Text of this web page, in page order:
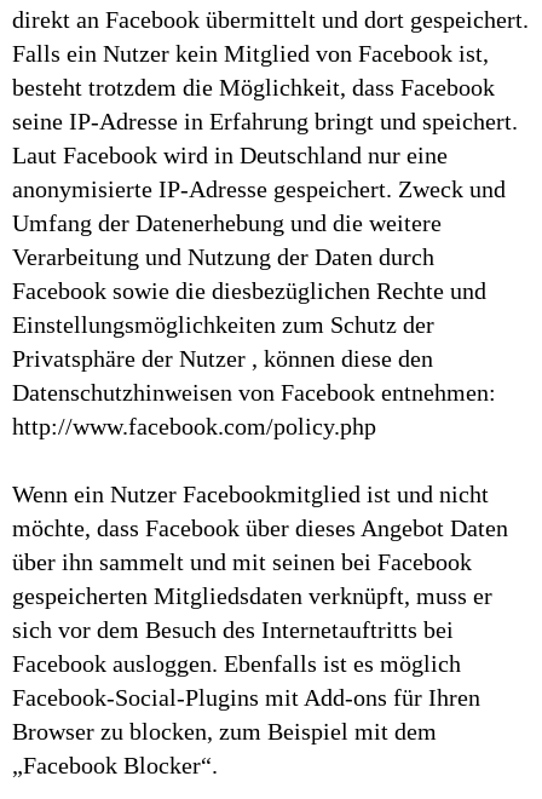
direkt an Facebook übermittelt und dort gespeichert.
Falls ein Nutzer kein Mitglied von Facebook ist,
besteht trotzdem die Möglichkeit, dass Facebook
seine IP-Adresse in Erfahrung bringt und speichert.
Laut Facebook wird in Deutschland nur eine
anonymisierte IP-Adresse gespeichert. Zweck und
Umfang der Datenerhebung und die weitere
Verarbeitung und Nutzung der Daten durch
Facebook sowie die diesbezüglichen Rechte und
Einstellungsmöglichkeiten zum Schutz der
Privatsphäre der Nutzer , können diese den
Datenschutzhinweisen von Facebook entnehmen:
http://www.facebook.com/policy.php
Wenn ein Nutzer Facebookmitglied ist und nicht
möchte, dass Facebook über dieses Angebot Daten
über ihn sammelt und mit seinen bei Facebook
gespeicherten Mitgliedsdaten verknüpft, muss er
sich vor dem Besuch des Internetauftritts bei
Facebook ausloggen. Ebenfalls ist es möglich
Facebook-Social-Plugins mit Add-ons für Ihren
Browser zu blocken, zum Beispiel mit dem
„Facebook Blocker“.